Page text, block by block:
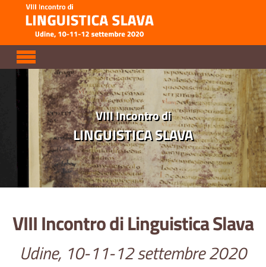
Skip to main content
VIII Incontro di
LINGUISTICA SLAVA
VIII Incontro di Linguistica Slava
Udine, 10-11-12 settembre 2020